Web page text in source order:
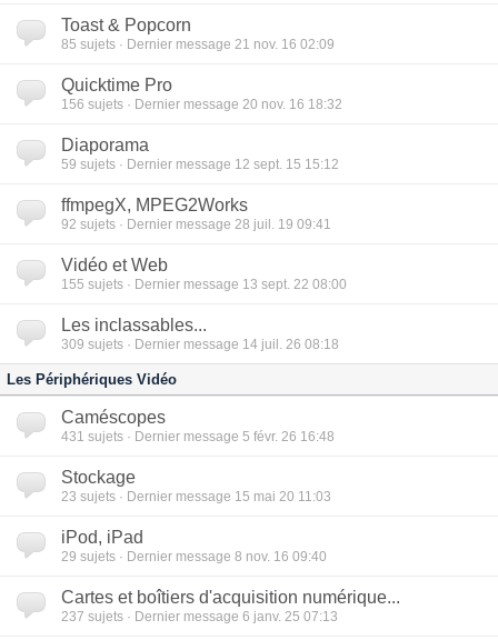
Toast & Popcorn
85 sujets · Dernier message 21 nov. 16 02:09
Quicktime Pro
156 sujets · Dernier message 20 nov. 16 18:32
Diaporama
59 sujets · Dernier message 12 sept. 15 15:12
ffmpegX, MPEG2Works
92 sujets · Dernier message 28 juil. 19 09:41
Vidéo et Web
155 sujets · Dernier message 13 sept. 22 08:00
Les inclassables...
309 sujets · Dernier message 14 juil. 26 08:18
Les Périphériques Vidéo
Caméscopes
431 sujets · Dernier message 5 févr. 26 16:48
Stockage
23 sujets · Dernier message 15 mai 20 11:03
iPod, iPad
29 sujets · Dernier message 8 nov. 16 09:40
Cartes et boîtiers d'acquisition numérique...
237 sujets · Dernier message 6 janv. 25 07:13